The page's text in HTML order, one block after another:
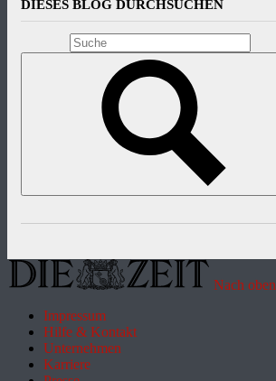
DIESES BLOG DURCHSUCHEN
Nach oben
Impressum
Hilfe & Kontakt
Unternehmen
Karriere